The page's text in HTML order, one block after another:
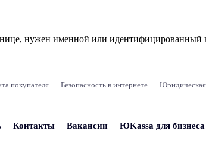
нужен именной или
покупателя Безопасность в интернете
Контакты Вакансии ЮKassa для бизнеса